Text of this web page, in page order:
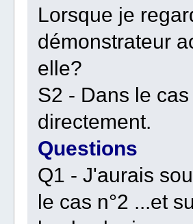
Lorsque je
démonstrateur
elle?
S2 - Dans le
directement.
Questions
Q1 - J'aurais
le cas n°2 ...et